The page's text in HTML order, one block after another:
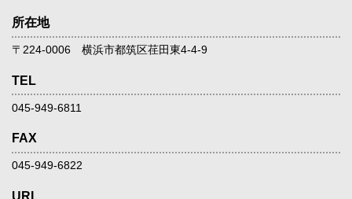
所在地
〒224-0006 横浜市都筑区荏田東4-4-9
TEL
045-949-6811
FAX
045-949-6822
URL